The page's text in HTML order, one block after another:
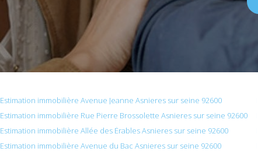
Estimation immobilière Avenue Jeanne Asnieres sur seine 92600
Estimation immobilière Rue Pierre Brossolette Asnieres sur seine 92600
Estimation immobilière Allée des Érables Asnieres sur seine 92600
Estimation immobilière Avenue du Bac Asnieres sur seine 92600